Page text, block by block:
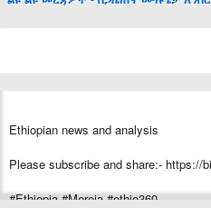
Ethiopian news and analysis
Please subscribe and share:- https://
#Ethiopia #Mereja #ethio360